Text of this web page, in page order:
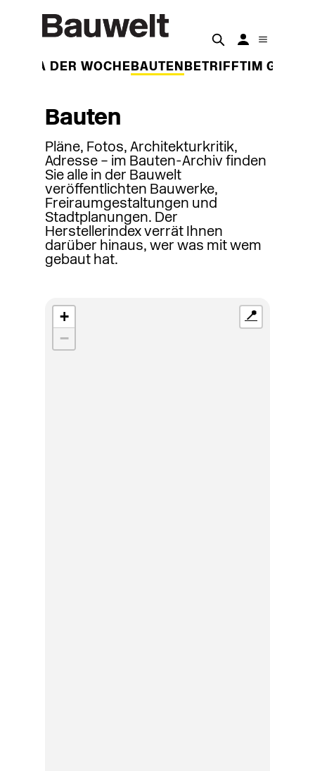
THEMA DER WOCHE BAUTEN BETRIFFT IM
Bauten
Pläne, Fotos, Architekturkritik,
Adresse – im Bauten-Archiv finden
Sie alle in der Bauwelt
veröffentlichten Bauwerke,
Freiraumgestaltungen und
Stadtplanungen. Der
Herstellerindex verrät Ihnen
darüber hinaus, wer was mit wem
gebaut hat.
+
−
📍